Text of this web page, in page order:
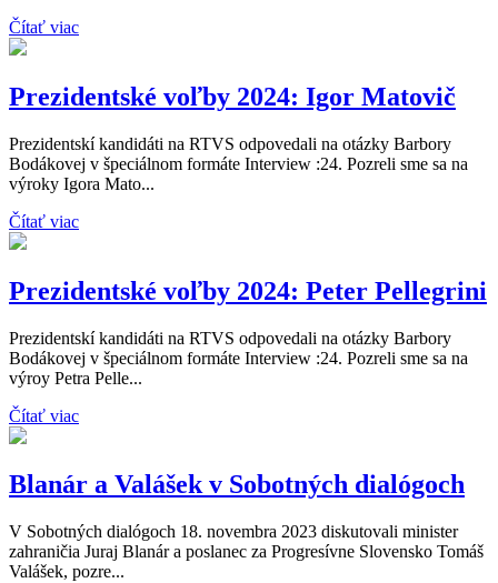
Čítať viac
Prezidentské voľby 2024: Igor Matovič
Prezidentskí kandidáti na RTVS odpovedali na otázky Barbory
Bodákovej v špeciálnom formáte Interview :24. Pozreli sme sa na
výroky Igora Mato...
Čítať viac
Prezidentské voľby 2024: Peter Pellegrini
Prezidentskí kandidáti na RTVS odpovedali na otázky Barbory
Bodákovej v špeciálnom formáte Interview :24. Pozreli sme sa na
výroy Petra Pelle...
Čítať viac
Blanár a Valášek v Sobotných dialógoch
V Sobotných dialógoch 18. novembra 2023 diskutovali minister
zahraničia Juraj Blanár a poslanec za Progresívne Slovensko Tomáš
Valášek, pozre...